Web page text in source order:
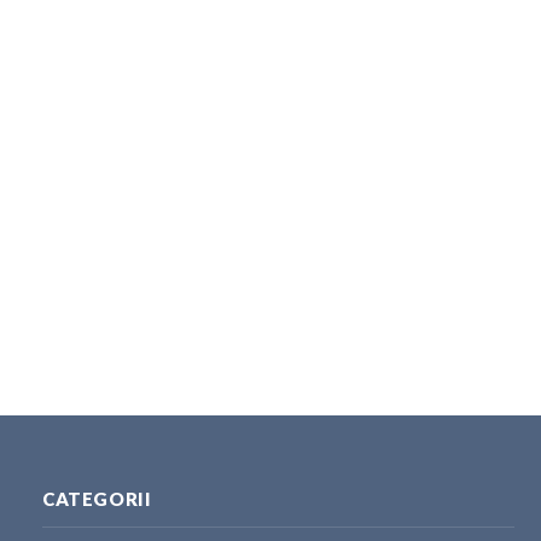
CATEGORII